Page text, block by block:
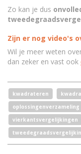
Zo kan je dus
Zijn er nog video's
Wil je meer weten
dan zeker en vast ook
kwadrateren
oplossingenverzameling
vierkantsvergelijkingen